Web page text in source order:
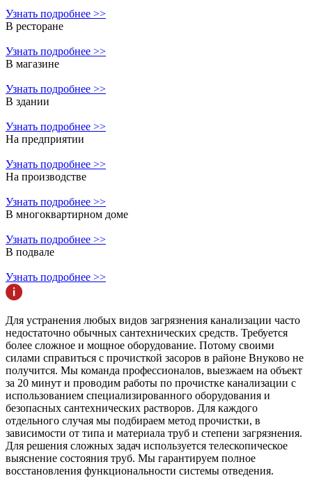
Узнать подробнее >>
В ресторане
Узнать подробнее >>
В магазине
Узнать подробнее >>
В здании
Узнать подробнее >>
На предприятии
Узнать подробнее >>
На производстве
Узнать подробнее >>
В многоквартирном доме
Узнать подробнее >>
В подвале
Узнать подробнее >>
Для устранения любых видов загрязнения канализации часто
недостаточно обычных сантехнических средств. Требуется
более сложное и мощное оборудование. Потому своими
силами справиться с прочисткой засоров в районе Внуково не
получится. Мы команда профессионалов, выезжаем на объект
за 20 минут и проводим работы по прочистке канализации с
использованием специализированного оборудования и
безопасных сантехнических растворов. Для каждого
отдельного случая мы подбираем метод прочистки, в
зависимости от типа и материала труб и степени загрязнения.
Для решения сложных задач используется телескопическое
выяснение состояния труб. Мы гарантируем полное
восстановления функциональности системы отведения.